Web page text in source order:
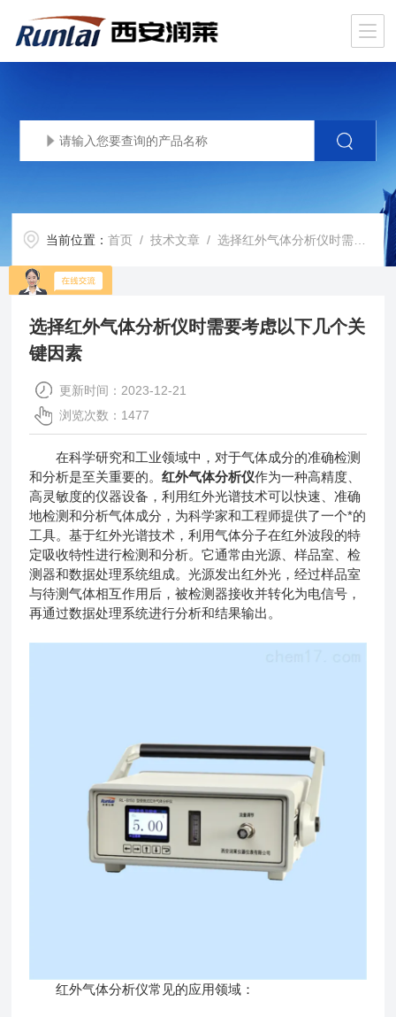
当前位置：首页 /技术文章 / 选择红外气体分析仪时需要考虑以下几个关键因素
选择红外气体分析仪时需要考虑以下几个关
键因素
更新时间：2023-12-21
浏览次数：1477
在科学研究和工业领域中，对于气体成分的准确检测
和分析是至关重要的。红外气体分析仪作为一种高精度、
高灵敏度的仪器设备，利用红外光谱技术可以快速、准确
地检测和分析气体成分，为科学家和工程师提供了一个*的
工具。基于红外光谱技术，利用气体分子在红外波段的特
定吸收特性进行检测和分析。它通常由光源、样品室、检
测器和数据处理系统组成。光源发出红外光，经过样品室
与待测气体相互作用后，被检测器接收并转化为电信号，
再通过数据处理系统进行分析和结果输出。
红外气体分析仪常见的应用领域：